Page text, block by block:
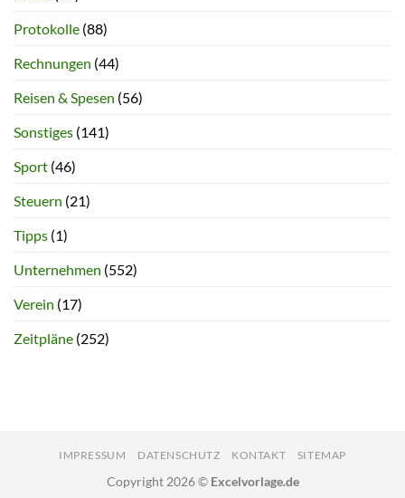
Protokolle (88)
Rechnungen (44)
Reisen & Spesen (56)
Sonstiges (141)
Sport (46)
Steuern (21)
Tipps (1)
Unternehmen (552)
Verein (17)
Zeitpläne (252)
IMPRESSUM DATENSCHUTZ KONTAKT SITEMAP
Copyright 2026 © Excelvorlage.de